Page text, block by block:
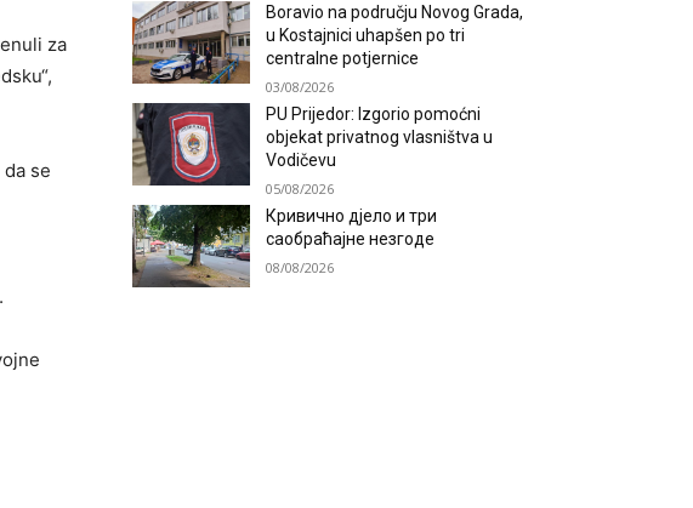
za
se
Boravio na području Novog Grada,
u Kostajnici uhapšen po tri
centralne potjernice
03/08/2026
PU Prijedor: Izgorio pomoćni
objekat privatnog vlasništva u
Vodičevu
05/08/2026
Кривично дјело и три
саобраћајне незгоде
08/08/2026